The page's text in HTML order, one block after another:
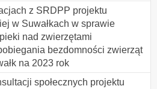
z SRDPP projektu
w Suwałkach w sprawie
nad zwierzętami
bezdomności zwierząt
na 2023 rok
społecznych projektu